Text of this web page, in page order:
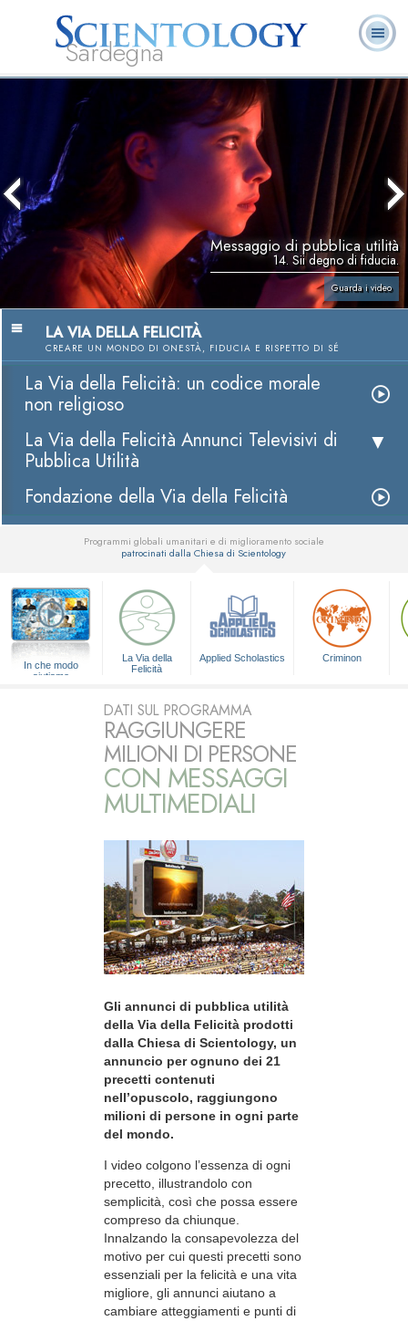
Sardegna
Volontari
Domande
ricorrenti
Libri
Messaggio di pubblica utilità
14. Sii degno di fiducia.
Guarda i video
LA VIA DELLA FELICITÀ
CREARE UN MONDO DI ONESTÀ, FIDUCIA E RISPETTO DI SÉ
La Via della Felicità: un codice morale
non religioso
La Via della Felicità Annunci Televisivi di
Pubblica Utilità
Fondazione della Via della Felicità
Programmi globali umanitari e di miglioramento sociale
patrocinati dalla Chiesa di Scientology
In che modo
aiutiamo
La Via della
Felicità
Applied Scholastics Criminon
DATI SUL PROGRAMMA
RAGGIUNGERE
MILIONI DI PERSONE
CON MESSAGGI
MULTIMEDIALI
Gli annunci di pubblica utilità
della Via della Felicità prodotti
dalla Chiesa di Scientology, un
annuncio per ognuno dei 21
precetti contenuti
nell’opuscolo, raggiungono
milioni di persone in ogni parte
del mondo.
I video colgono l’essenza di ogni
precetto, illustrandolo con
semplicità, così che possa essere
compreso da chiunque.
Innalzando la consapevolezza del
motivo per cui questi precetti sono
essenziali per la felicità e una vita
migliore, gli annunci aiutano a
cambiare atteggiamenti e punti di